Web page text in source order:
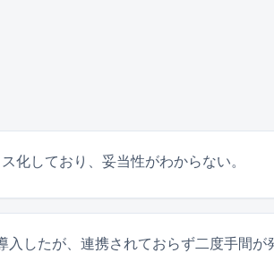
化しており、妥当性がわからない。
したが、連携されておらず二度手間が